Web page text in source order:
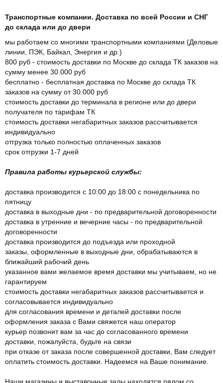
Транспортные компании. Доставка по всей России и СНГ
до склада или до двери
мы работаем со многими транспортными компаниями (Деловые
линии, ПЭК, Байкал, Энергия и др.)
800 руб - стоимость доставки по Москве до склада ТК заказов на
сумму менее 30.000 руб
бесплатно - бесплатная доставка по Москве до склада ТК
заказов на сумму от 30.000 руб
стоимость доставки до терминала в регионе или до двери
получателя по тарифам ТК
стоимость доставки негабаритных заказов рассчитывается
индивидуально
отгрузка только полностью оплаченных заказов
срок отгрузки 1-7 дней
Правила работы курьерской службы:
доставка производится с 10:00 до 18:00 с понедельника по
пятницу
доставка в выходные дни - по предварительной договоренности
доставка в утренние и вечерние часы - по предварительной
договоренности
доставка производится до подъезда или проходной
заказы, оформленные в выходные дни, обрабатываются в
ближайший рабочий день
указанное вами желаемое время доставки мы учитываем, но не
гарантируем
стоимость доставки негабаритных заказов рассчитывается и
согласовывается индивидуально
для согласования времени и деталей доставки после
оформления заказа с Вами свяжется наш оператор
курьер позвонит вам за час до согласованного времени
доставки, пожалуйста, будьте на связи
при отказе от заказа после совершенной доставки, Вам следует
оплатить стоимость доставки. Надеемся на Ваше понимание.
Наши магазины и выставочные залы находятся рядом со